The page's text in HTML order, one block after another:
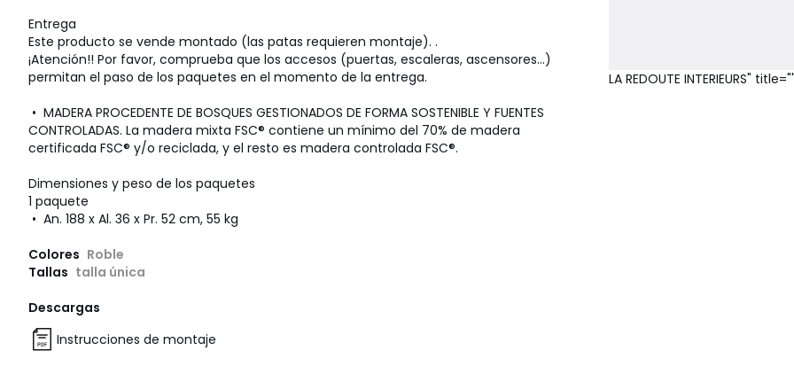
Entrega
Este producto se vende montado (las patas requieren montaje). .
¡Atención!! Por favor, comprueba que los accesos (puertas, escaleras, ascensores...)
permitan el paso de los paquetes en el momento de la entrega.
• MADERA PROCEDENTE DE BOSQUES GESTIONADOS DE FORMA SOSTENIBLE Y FUENTES
CONTROLADAS. La madera mixta FSC® contiene un mínimo del 70% de madera
certificada FSC® y/o reciclada, y el resto es madera controlada FSC®.
Dimensiones y peso de los paquetes
1 paquete
• An. 188 x Al. 36 x Pr. 52 cm, 55 kg
Colores Roble
Tallas talla única
Descargas
Instrucciones de montaje
LA REDOUTE INTERIEURS"